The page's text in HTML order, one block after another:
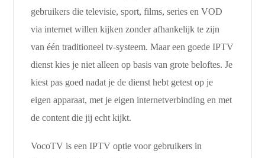
gebruikers die televisie, sport, films, series en VOD
via internet willen kijken zonder afhankelijk te zijn
van één traditioneel tv-systeem. Maar een goede IPTV
dienst kies je niet alleen op basis van grote beloftes. Je
kiest pas goed nadat je de dienst hebt getest op je
eigen apparaat, met je eigen internetverbinding en met
de content die jij echt kijkt.
VocoTV is een IPTV optie voor gebruikers in